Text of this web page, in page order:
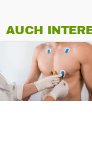
AUCH